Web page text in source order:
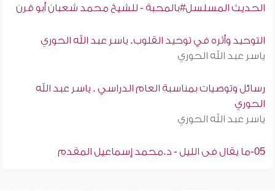
الحديث المسلسل#بالمحبة - للشيخ محمد شعبان أبو قرن
التوحيد وأثره في توحيد القلوب. ياسر عبد الله الحوري
ياسر عبد الله الحوري
رسائل وتوصيات بمناسبة العام الدراسي . ياسر عبد الله
الحوري
ياسر عبد الله الحوري
05-ما يقال فى الليل - د.محمد إسماعيل المقدم